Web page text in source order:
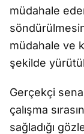
müdahale
müdahale ve
şekilde
Gerçekçi
çalışma
sağladığı